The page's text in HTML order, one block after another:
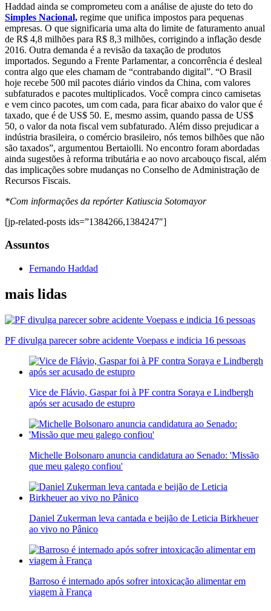
Haddad ainda se comprometeu com a análise de ajuste do teto do
Simples Nacional, regime que unifica impostos para pequenas
empresas. O que significaria uma alta do limite de faturamento anual
de R$ 4,8 milhões para R$ 8,3 milhões, corrigindo a inflação desde
2016. Outra demanda é a revisão da taxação de produtos
importados. Segundo a Frente Parlamentar, a concorrência é desleal
contra algo que eles chamam de “contrabando digital”. “O Brasil
hoje recebe 500 mil pacotes diário vindos da China, com valores
subfaturados e pacotes multiplicados. Você compra cinco camisetas
e vem cinco pacotes, um com cada, para ficar abaixo do valor que é
taxado, que é de US$ 50. E, mesmo assim, quando passa de US$
50, o valor da nota fiscal vem subfaturado. Além disso prejudicar a
indústria brasileira, o comércio brasileiro, nós temos bilhões que não
são taxados”, argumentou Bertaiolli. No encontro foram abordadas
ainda sugestões à reforma tributária e ao novo arcabouço fiscal, além
das implicações sobre mudanças no Conselho de Administração de
Recursos Fiscais.
*Com informações da repórter Katiuscia Sotomayor
[jp-related-posts ids=”1384266,1384247″]
Assuntos
Fernando Haddad
mais lidas
PF divulga parecer sobre acidente Voepass e indicia 16 pessoas
Vice de Flávio, Gaspar foi à PF contra Soraya e Lindbergh
após ser acusado de estupro
Michelle Bolsonaro anuncia candidatura ao Senado: 'Missão
que meu galego confiou'
Daniel Zukerman leva cantada e beijão de Leticia Birkheuer
ao vivo no Pânico
Barroso é internado após sofrer intoxicação alimentar em
viagem à França